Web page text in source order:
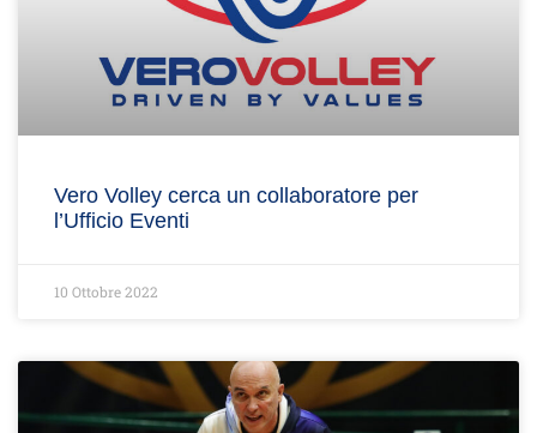
Vero Volley cerca un collaboratore per
l’Ufficio Eventi
10 Ottobre 2022